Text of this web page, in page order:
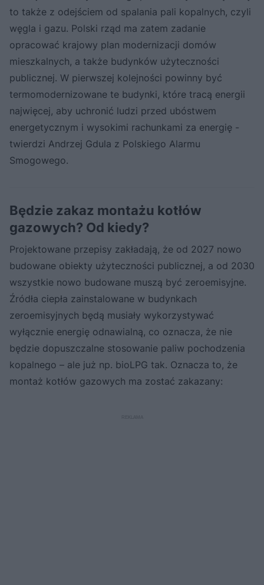
to także z odejściem od spalania pali kopalnych, czyli
węgla i gazu. Polski rząd ma zatem zadanie
opracować krajowy plan modernizacji domów
mieszkalnych, a także budynków użyteczności
publicznej. W pierwszej kolejności powinny być
termomodernizowane te budynki, które tracą energii
najwięcej, aby uchronić ludzi przed ubóstwem
energetycznym i wysokimi rachunkami za energię -
twierdzi Andrzej Gdula z Polskiego Alarmu
Smogowego.
Będzie zakaz montażu kotłów
gazowych? Od kiedy?
Projektowane przepisy zakładają, że od 2027 nowo
budowane obiekty użyteczności publicznej, a od 2030
wszystkie nowo budowane muszą być zeroemisyjne.
Źródła ciepła zainstalowane w budynkach
zeroemisyjnych będą musiały wykorzystywać
wyłącznie energię odnawialną, co oznacza, że nie
będzie dopuszczalne stosowanie paliw pochodzenia
kopalnego – ale już np. bioLPG tak. Oznacza to, że
montaż kotłów gazowych ma zostać zakazany: